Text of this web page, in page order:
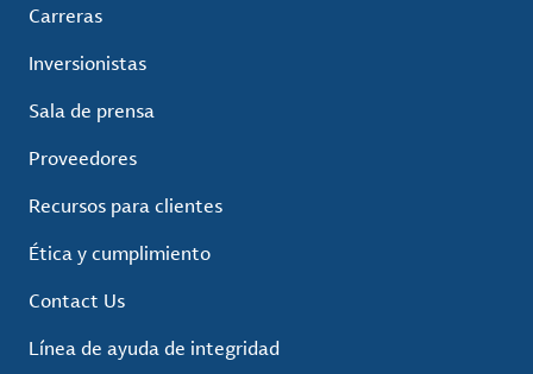
Carreras
Inversionistas
Sala de prensa
Proveedores
Recursos para clientes
Ética y cumplimiento
Contact Us
Línea de ayuda de integridad